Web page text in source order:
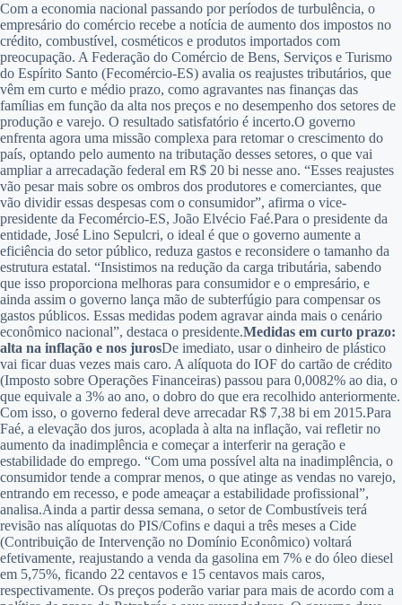
Com a economia nacional passando por períodos de turbulência, o
empresário do comércio recebe a notícia de aumento dos impostos no
crédito, combustível, cosméticos e produtos importados com
preocupação. A Federação do Comércio de Bens, Serviços e Turismo
do Espírito Santo (Fecomércio-ES) avalia os reajustes tributários, que
vêm em curto e médio prazo, como agravantes nas finanças das
famílias em função da alta nos preços e no desempenho dos setores de
produção e varejo. O resultado satisfatório é incerto.O governo
enfrenta agora uma missão complexa para retomar o crescimento do
país, optando pelo aumento na tributação desses setores, o que vai
ampliar a arrecadação federal em R$ 20 bi nesse ano. “Esses reajustes
vão pesar mais sobre os ombros dos produtores e comerciantes, que
vão dividir essas despesas com o consumidor”, afirma o vice-
presidente da Fecomércio-ES, João Elvécio Faé.Para o presidente da
entidade, José Lino Sepulcri, o ideal é que o governo aumente a
eficiência do setor público, reduza gastos e reconsidere o tamanho da
estrutura estatal. “Insistimos na redução da carga tributária, sabendo
que isso proporciona melhoras para consumidor e o empresário, e
ainda assim o governo lança mão de subterfúgio para compensar os
gastos públicos. Essas medidas podem agravar ainda mais o cenário
econômico nacional”, destaca o presidente.Medidas em curto prazo:
alta na inflação e nos jurosDe imediato, usar o dinheiro de plástico
vai ficar duas vezes mais caro. A alíquota do IOF do cartão de crédito
(Imposto sobre Operações Financeiras) passou para 0,0082% ao dia, o
que equivale a 3% ao ano, o dobro do que era recolhido anteriormente.
Com isso, o governo federal deve arrecadar R$ 7,38 bi em 2015.Para
Faé, a elevação dos juros, acoplada à alta na inflação, vai refletir no
aumento da inadimplência e começar a interferir na geração e
estabilidade do emprego. “Com uma possível alta na inadimplência, o
consumidor tende a comprar menos, o que atinge as vendas no varejo,
entrando em recesso, e pode ameaçar a estabilidade profissional”,
analisa.Ainda a partir dessa semana, o setor de Combustíveis terá
revisão nas alíquotas do PIS/Cofins e daqui a três meses a Cide
(Contribuição de Intervenção no Domínio Econômico) voltará
efetivamente, reajustando a venda da gasolina em 7% e do óleo diesel
em 5,75%, ficando 22 centavos e 15 centavos mais caros,
respectivamente. Os preços poderão variar para mais de acordo com a